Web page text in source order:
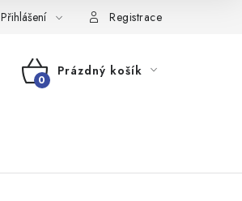
Přihlášení Registrace
NÁKUPNÍ
Prázdný košík